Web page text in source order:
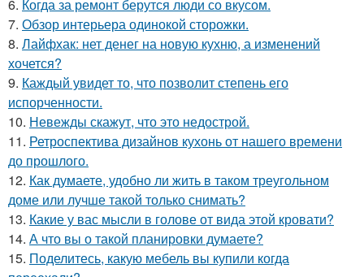
6. Когда за ремонт берутся люди со вкусом.
7. Обзор интерьера одинокой сторожки.
8. Лайфхак: нет денег на новую кухню, а изменений
хочется?
9. Каждый увидет то, что позволит степень его
испорченности.
10. Невежды скажут, что это недострой.
11. Ретроспектива дизайнов кухонь от нашего времени
до прошлого.
12. Как думаете, удобно ли жить в таком треугольном
доме или лучше такой только снимать?
13. Какие у вас мысли в голове от вида этой кровати?
14. А что вы о такой планировки думаете?
15. Поделитесь, какую мебель вы купили когда